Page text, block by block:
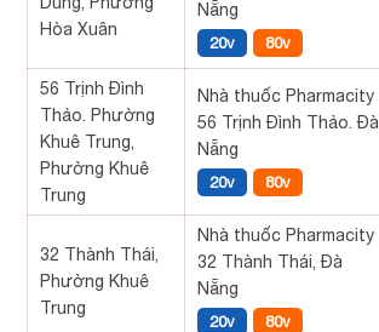
Hòa Xuân
Nẵng
20v 80v
56 Trịnh Đình
Thảo. Phường
Khuê Trung,
Phường Khuê
Trung
Nhà thuốc Pharmacity
56 Trịnh Đình Thảo. Đà
Nẵng
20v 80v
32 Thành Thái,
Phường Khuê
Trung
Nhà thuốc Pharmacity
32 Thành Thái, Đà
Nẵng
20v 80v